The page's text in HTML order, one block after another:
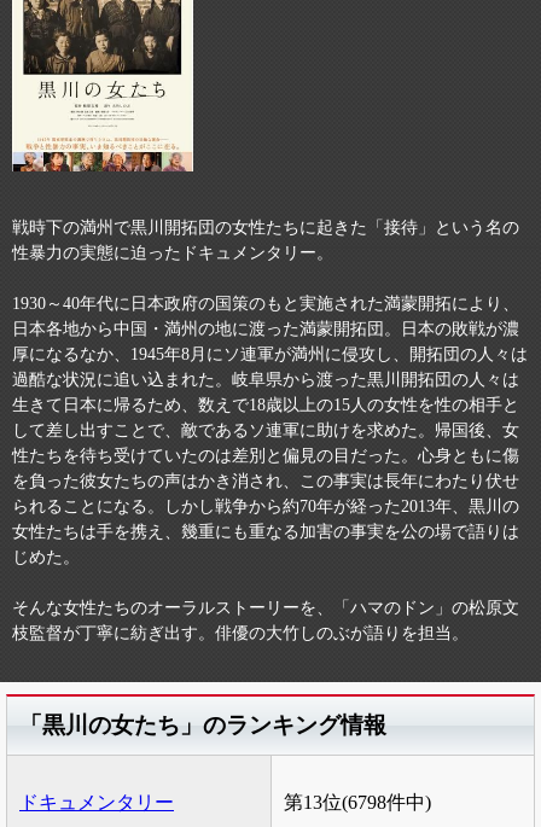
戦時下の満州で黒川開拓団の女性たちに起きた「接待」という名の
性暴力の実態に迫ったドキュメンタリー。
1930～40年代に日本政府の国策のもと実施された満蒙開拓により、
日本各地から中国・満州の地に渡った満蒙開拓団。日本の敗戦が濃
厚になるなか、1945年8月にソ連軍が満州に侵攻し、開拓団の人々は
過酷な状況に追い込まれた。岐阜県から渡った黒川開拓団の人々は
生きて日本に帰るため、数えで18歳以上の15人の女性を性の相手と
して差し出すことで、敵であるソ連軍に助けを求めた。帰国後、女
性たちを待ち受けていたのは差別と偏見の目だった。心身ともに傷
を負った彼女たちの声はかき消され、この事実は長年にわたり伏せ
られることになる。しかし戦争から約70年が経った2013年、黒川の
女性たちは手を携え、幾重にも重なる加害の事実を公の場で語りは
じめた。
そんな女性たちのオーラルストーリーを、「ハマのドン」の松原文
枝監督が丁寧に紡ぎ出す。俳優の大竹しのぶが語りを担当。
「黒川の女たち」のランキング情報
ドキュメンタリー 第13位(6798件中)